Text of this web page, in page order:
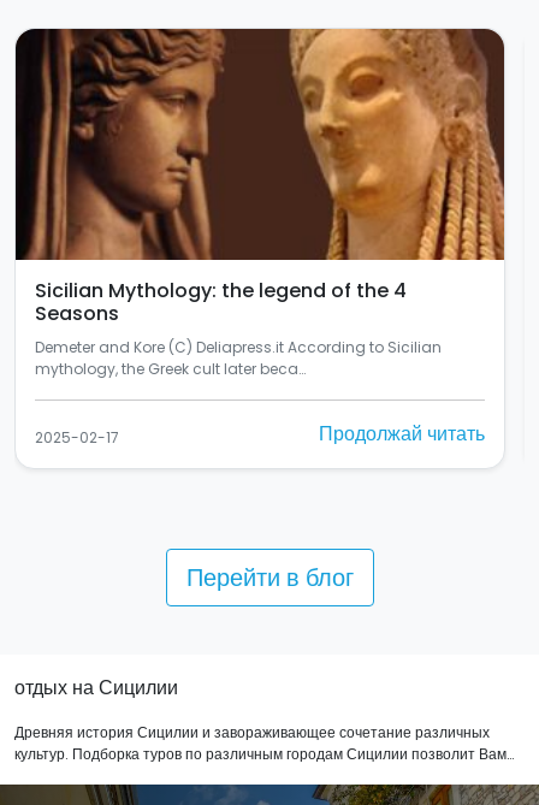
In Palermo there's the most beautiful mural in
Italy
Si chiama "Rusulia" ed è al primo posto tra i murales dello
Street Art Cities del 2024 (C) Balarm…
2025-02-10 Продолжай читать
Перейти в блог
отдых на Сицилии
Древняя история Сицилии и завораживающее сочетание различных
культур. Подборка туров по различным городам Сицилии позволит Вам
стиле, стиле барокко и римском искусстве. Вас очарует магия этого